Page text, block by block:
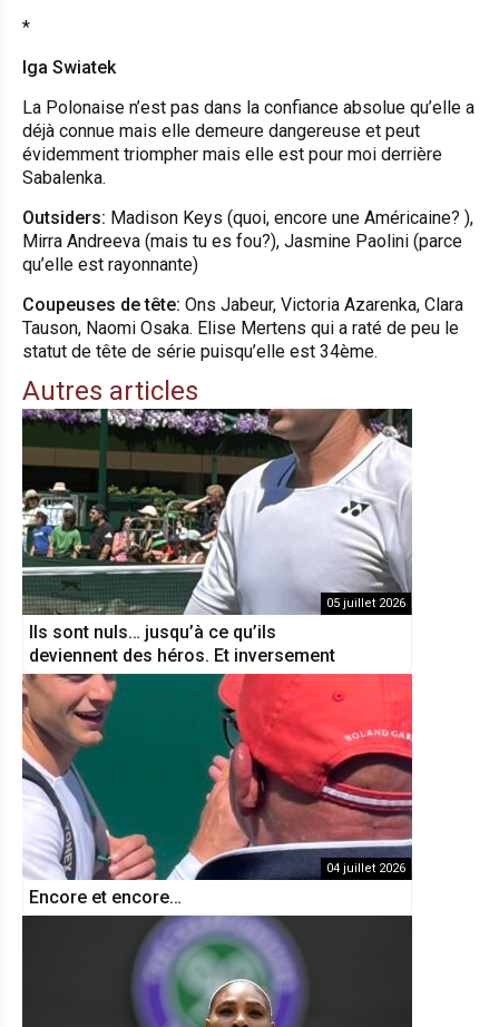
*
Iga Swiatek
La Polonaise n’est pas dans la confiance absolue qu’elle a
déjà connue mais elle demeure dangereuse et peut
évidemment triompher mais elle est pour moi derrière
Sabalenka.
Outsiders: Madison Keys (quoi, encore une Américaine? ),
Mirra Andreeva (mais tu es fou?), Jasmine Paolini (parce
qu’elle est rayonnante)
Coupeuses de tête: Ons Jabeur, Victoria Azarenka, Clara
Tauson, Naomi Osaka. Elise Mertens qui a raté de peu le
statut de tête de série puisqu’elle est 34ème.
Autres articles
05 juillet 2026
Ils sont nuls… jusqu’à ce qu’ils
deviennent des héros. Et inversement
04 juillet 2026
Encore et encore…